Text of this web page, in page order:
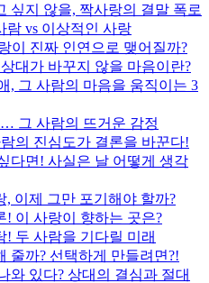
싶지 않을, 짝사랑의 결말 폭로
람 vs 이상적인 사랑
이 진짜 인연으로 맺어질까?
대가 바꾸지 않을 마음이란?
, 그 사람의 마음을 움직이는 3
그 사람의 뜨거운 감정
의 진심도가 결론을 바꾼다!
다면! 사실은 날 어떻게 생각
, 이제 그만 포기해야 할까?
! 이 사랑이 향하는 곳은?
! 두 사람을 기다릴 미래
줄까? 선택하게 만들려면?!
와 있다? 상대의 결심과 절대